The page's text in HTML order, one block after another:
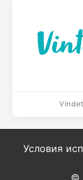
Vindet
Условия
©